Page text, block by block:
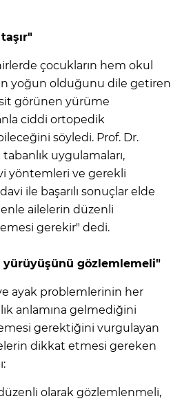
çocukların hem okul
yoğun olduğunu dile getiren
görünen yürüme
ciddi ortopedik
söyledi. Prof. Dr.
uygulamaları,
yöntemleri ve gerekli
ile başarılı sonuçlar elde
ailelerin düzenli
gerekir" dedi.
yürüyüşünü gözlemlemeli"
ayak problemlerinin her
anlamına gelmediğini
gerektiğini vurgulayan
dikkat etmesi gereken
olarak gözlemlenmeli,